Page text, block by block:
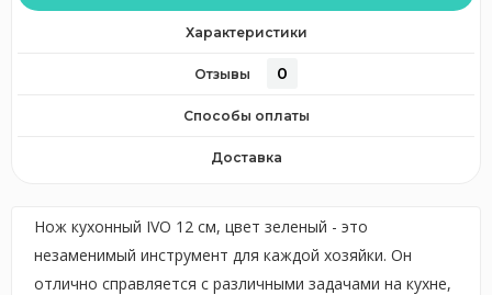
Характеристики
Отзывы 0
Способы оплаты
Доставка
Нож кухонный IVO 12 см, цвет зеленый - это
незаменимый инструмент для каждой хозяйки. Он
отлично справляется с различными задачами на кухне,